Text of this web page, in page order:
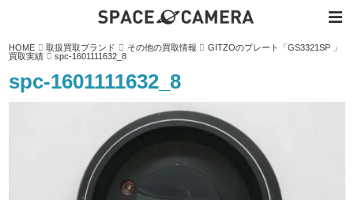
容
キ
ッ
プ
HOME 取扱買取ブランド その他の買取情報
GITZOのプレート「GS3321SP 」
買取実績
spc-1601111632_8
spc-1601111632_8